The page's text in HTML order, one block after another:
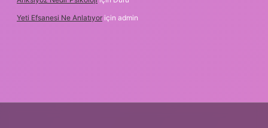
Yeti Efsanesi Ne Anlatıyor için admin